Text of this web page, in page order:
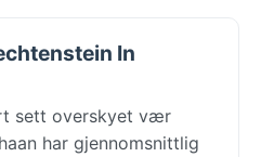
In
sett overskyet vær
har gjennomsnittlig